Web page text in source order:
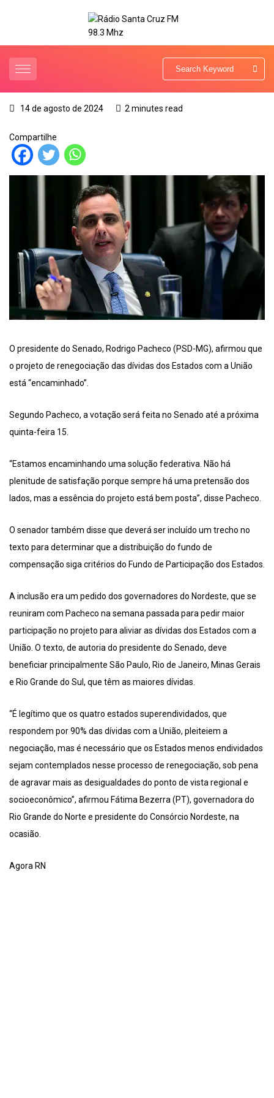
14 de agosto de 2024 2 minutes read
Compartilhe
O presidente do Senado, Rodrigo Pacheco (PSD-MG), afirmou que
o projeto de renegociação das dívidas dos Estados com a União
está “encaminhado”.
Segundo Pacheco, a votação será feita no Senado até a próxima
quinta-feira 15.
“Estamos encaminhando uma solução federativa. Não há
plenitude de satisfação porque sempre há uma pretensão dos
lados, mas a essência do projeto está bem posta”, disse Pacheco.
O senador também disse que deverá ser incluído um trecho no
texto para determinar que a distribuição do fundo de
compensação siga critérios do Fundo de Participação dos Estados.
A inclusão era um pedido dos governadores do Nordeste, que se
reuniram com Pacheco na semana passada para pedir maior
participação no projeto para aliviar as dívidas dos Estados com a
União. O texto, de autoria do presidente do Senado, deve
beneficiar principalmente São Paulo, Rio de Janeiro, Minas Gerais
e Rio Grande do Sul, que têm as maiores dívidas.
“É legítimo que os quatro estados superendividados, que
respondem por 90% das dívidas com a União, pleiteiem a
negociação, mas é necessário que os Estados menos endividados
sejam contemplados nesse processo de renegociação, sob pena
de agravar mais as desigualdades do ponto de vista regional e
socioeconômico”, afirmou Fátima Bezerra (PT), governadora do
Rio Grande do Norte e presidente do Consórcio Nordeste, na
ocasião.
Agora RN